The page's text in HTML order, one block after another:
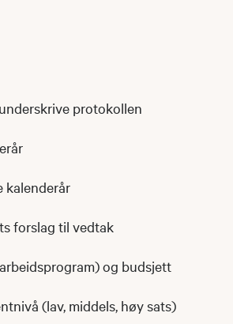
protokollen
kalenderår
forslag til vedtak
og budsjett
(lav, middels, høy sats)